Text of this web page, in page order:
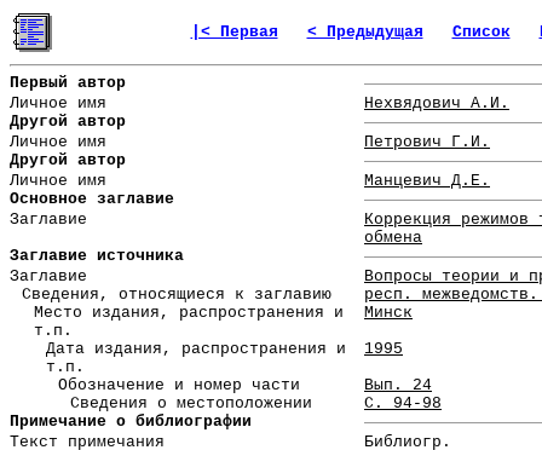
|< Первая < Предыдущая Список
Первый автор
Личное имя
Нехвядович А.И.
Другой автор
Личное имя
Петрович Г.И.
Другой автор
Личное имя
Манцевич Д.Е.
Основное заглавие
Заглавие
Коррекция режимов
обмена
Заглавие источника
Заглавие
Вопросы теории и
Сведения, относящиеся к заглавию
респ.
Место издания, распространения и
т.п.
Минск
Дата издания, распространения и
т.п.
1995
Обозначение и номер части
Вып. 24
Сведения о местоположении
С. 94-98
Примечание о библиографии
Текст примечания
Библиогр.